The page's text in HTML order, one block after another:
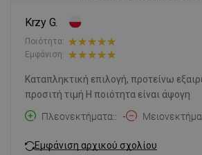
Krzy G.
Ποιότητα:
Εμφάνιση:
Καταπληκτική επιλογή, προτείνω
προσιτή τιμή Η ποιότητα είναι άψογη
Πλεονεκτήματα:
-
Εμφάνιση αρχικού σχολίου